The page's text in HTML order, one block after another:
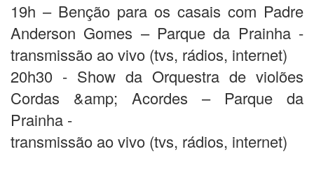
19h – Benção para os casais com Padre
Anderson Gomes – Parque da Prainha -
transmissão ao vivo (tvs, rádios, internet)
20h30 - Show da Orquestra de violões
Cordas &amp; Acordes – Parque da
Prainha -
transmissão ao vivo (tvs, rádios, internet)